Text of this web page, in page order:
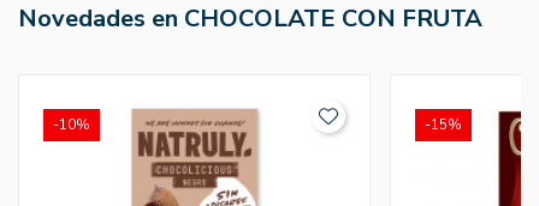
Novedades en CHOCOLATE CON FRUTA
-10% -15%